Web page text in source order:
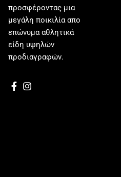
προσφέροντας μια
μεγάλη ποικιλία απο
επώνυμα αθλητικά
είδη υψηλών
προδιαγραφών.